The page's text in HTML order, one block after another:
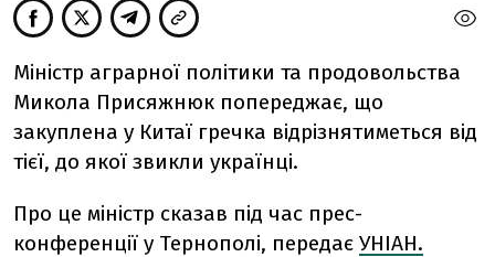
Міністр аграрної політики та продовольства
Микола Присяжнюк попереджає, що
закуплена у Китаї гречка відрізнятиметься від
тієї, до якої звикли українці.
Про це міністр сказав під час прес-
конференції у Тернополі, передає УНІАН.